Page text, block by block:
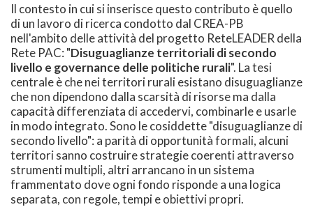
Il contesto in cui si inserisce questo contributo è quello
di un lavoro di ricerca condotto dal CREA-PB
nell'ambito delle attività del progetto ReteLEADER della
Rete PAC: "Disuguaglianze territoriali di secondo
livello e governance delle politiche rurali". La tesi
centrale è che nei territori rurali esistano disuguaglianze
che non dipendono dalla scarsità di risorse ma dalla
capacità differenziata di accedervi, combinarle e usarle
in modo integrato. Sono le cosiddette "disuguaglianze di
secondo livello": a parità di opportunità formali, alcuni
territori sanno costruire strategie coerenti attraverso
strumenti multipli, altri arrancano in un sistema
frammentato dove ogni fondo risponde a una logica
separata, con regole, tempi e obiettivi propri.